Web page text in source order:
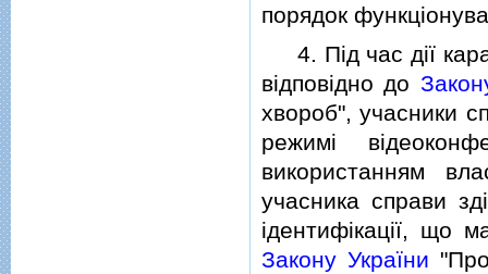
порядок
4. Пiд час дiї
вiдповiдно до
хвороб", учасники
режимi
використанням
учасника справи
iдентифiкацiї, що
Закону України